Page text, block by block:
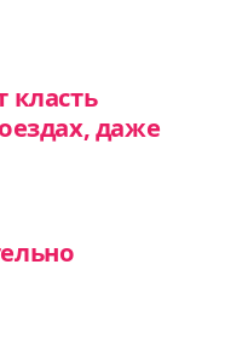
класть
даже